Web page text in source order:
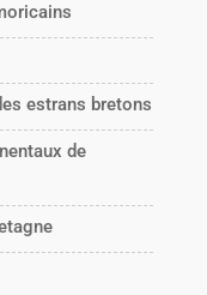
estrans bretons
de